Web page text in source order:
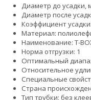
Диаметр до усадки,
Диаметр после
Коэффициент
Материал:
Наименование: Т-
Норма отгрузки: 1
Оптимальный
Относительное
Специальные
Страна
Тип трубки: без